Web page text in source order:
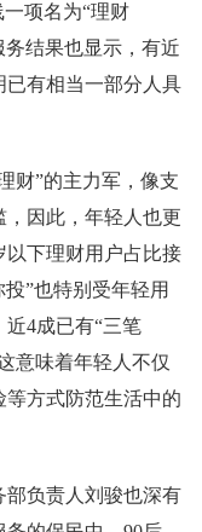
项名为“理财
结果也显示，有近
已有相当一部分人具
财”的主力军，像支
因此，年轻人也更
以下理财用户占比接
”也特别受年轻用
近4成已有“三笔
意味着年轻人不仅
方式防范生活中的
部负责人刘骏也深有